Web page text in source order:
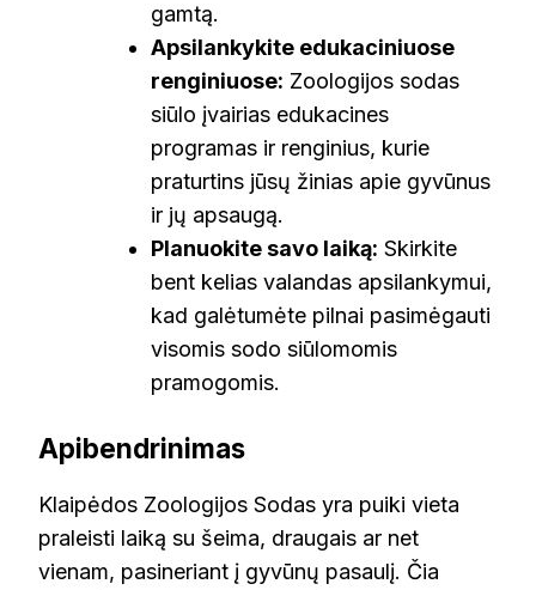
gamtą.
Apsilankykite edukaciniuose
renginiuose: Zoologijos sodas
siūlo įvairias edukacines
programas ir renginius, kurie
praturtins jūsų žinias apie gyvūnus
ir jų apsaugą.
Planuokite savo laiką: Skirkite
bent kelias valandas apsilankymui,
kad galėtumėte pilnai pasimėgauti
visomis sodo siūlomomis
pramogomis.
Apibendrinimas
Klaipėdos Zoologijos Sodas yra puiki vieta
praleisti laiką su šeima, draugais ar net
vienam, pasineriant į gyvūnų pasaulį. Čia